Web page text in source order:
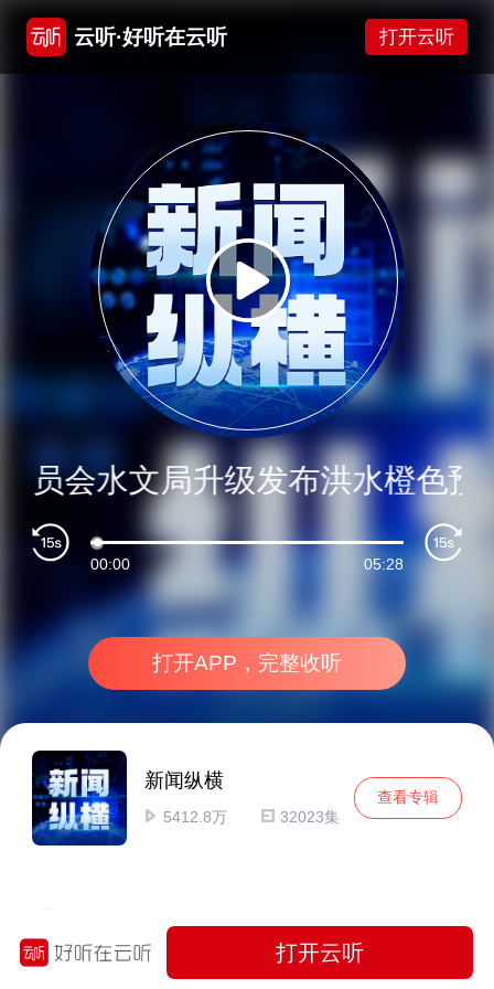
云听·好听在云听 打开云听
会水文局升级发布洪水橙色预警
00:00 05:28
打开APP，完整收听
新闻纵横
5412.8万 32023集
查看专辑
伊朗拒绝美方介入海峡磋商 美国自认正在参与谈判
打开云听